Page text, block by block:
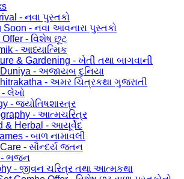
- નવા પુસ્તકો
Soon - નવા આવનારા પુસ્તકો
- વિશેષ છૂટ
- આધ્યાત્મિક
& Gardening - ખેતી તથા બાગવાની
- અજાયબ દુનિયા
- અમર ચિત્રકથા ગુજરાતી
- લેખો
- જ્યોતિષશાસ્ત્ર
- આત્મચરિત્ર
& Herbal - આયૂર્વેદ
- બાળ નામાવલી
- સૌન્દર્ય જતન
- ભજન
- જીવન ચરિત્ર તથા આત્મકથા